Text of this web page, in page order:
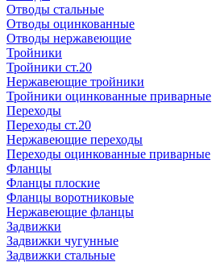
Отводы стальные
Отводы оцинкованные
Отводы нержавеющие
Тройники
Тройники ст.20
Нержавеющие тройники
Тройники оцинкованные приварные
Переходы
Переходы ст.20
Нержавеющие переходы
Переходы оцинкованные приварные
Фланцы
Фланцы плоские
Фланцы воротниковые
Нержавеющие фланцы
Задвижки
Задвижки чугунные
Задвижки стальные